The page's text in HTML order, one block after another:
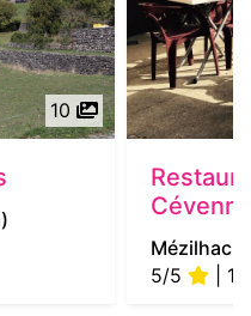
10
Mézilhac
5/5
| 1